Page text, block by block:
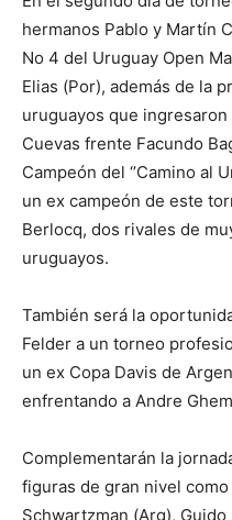
hermanos Pablo y Martín
No 4 del Uruguay Open
Elias (Por), además de la
uruguayos que ingresaron
Cuevas frente Facundo
Campeón del ‘’Camino al
un ex campeón de este
Berlocq, dos rivales de
uruguayos.
También será la
Felder a un torneo
un ex Copa Davis de
enfrentando a Andre
Complementarán la
figuras de gran nivel
Schwartzman (Arg),